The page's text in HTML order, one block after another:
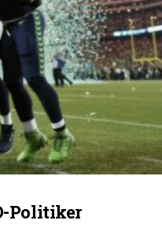
Politiker